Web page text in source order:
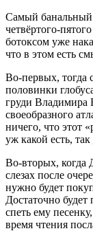
Самый
четвёртого-
ботоксом уже
что в этом есть
Во-первых, тогда
половинки
груди Владимира
своеобразного
ничего, что этот
уж какой есть,
Во-вторых, когда
слезах после
нужно будет
Достаточно
спеть ему
время чтения